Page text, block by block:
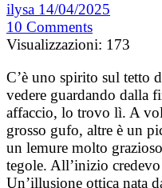
ilysa 14/04/2025
10 Comments
Visualizzazioni: 173
C’è uno spirito sul tetto
vedere guardando dalla
affaccio, lo trovo lì. A
grosso gufo, altre è un
un lemure molto
tegole. All’inizio
Un’illusione ottica nata